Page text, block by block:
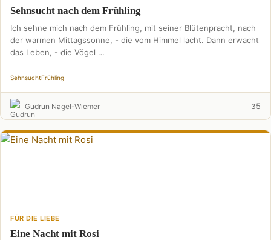
Sehnsucht nach dem Frühling
Ich sehne mich nach dem Frühling, mit seiner Blütenpracht, nach
der warmen Mittagssonne, - die vom Himmel lacht. Dann erwacht
das Leben, - die Vögel …
SehnsuchtFrühling
Gudrun Nagel-Wiemer 35
FÜR DIE LIEBE
Eine Nacht mit Rosi